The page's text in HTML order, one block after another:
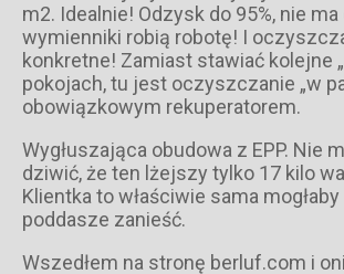
m2. Idealnie! Odzysk do 95%, nie
wymienniki robią robotę! I
konkretne! Zamiast stawiać kolejne
pokojach, tu jest oczyszczanie „w
obowiązkowym rekuperatorem.
Wygłuszająca obudowa z EPP. Nie
dziwić, że ten lżejszy tylko 17 kilo
Klientka to właściwie sama
poddasze zanieść.
Wszedłem na stronę berluf.com i